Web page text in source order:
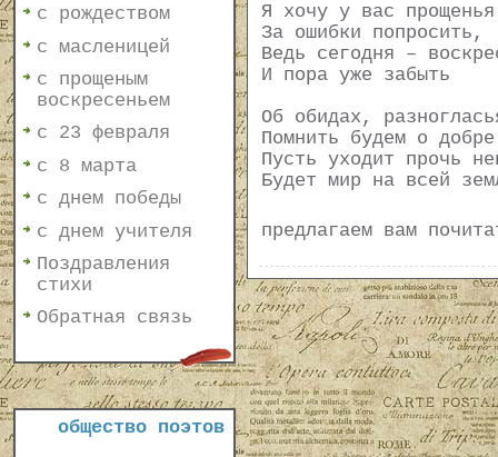
с рождеством
с масленицей
с прощеным
воскресеньем
с 23 февраля
с 8 марта
с днем победы
с днем учителя
Поздравления
стихи
Обратная связь
общество поэтов
Я хочу у вас прощенья
За ошибки попросить,
Ведь сегодня –
И пора уже забыть
Об обидах,
Помнить будем о
Пусть уходит прочь
Будет мир на всей
предлагаем вам